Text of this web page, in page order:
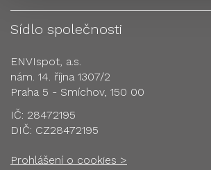
Sídlo společnosti
ENVIspot, a.s.
nám. 14. října 1307/2
Praha 5 - Smíchov, 150 00
IČ: 28472195
DIČ: CZ28472195
Prohlášení o cookies >